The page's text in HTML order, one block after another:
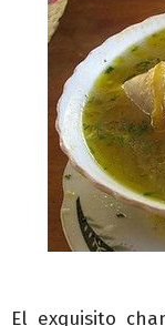
El exquisito